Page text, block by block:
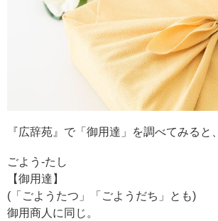
『広辞苑』で「御用達」を調べてみると、
ごよう-たし
【御用達】
(「ごようたつ」「ごようだち」とも)
御用商人に同じ。